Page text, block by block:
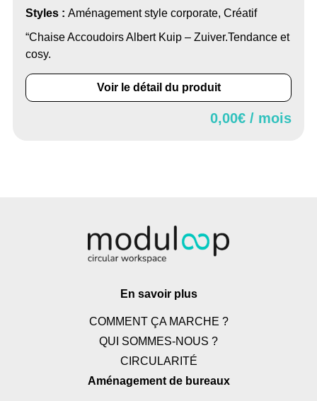
Styles : Aménagement style corporate, Créatif
“Chaise Accoudoirs Albert Kuip – Zuiver.Tendance et
cosy.
0,00€ / mois
Voir le détail du produit
En savoir plus
COMMENT ÇA MARCHE ?
QUI SOMMES-NOUS ?
CIRCULARITÉ
Aménagement de bureaux